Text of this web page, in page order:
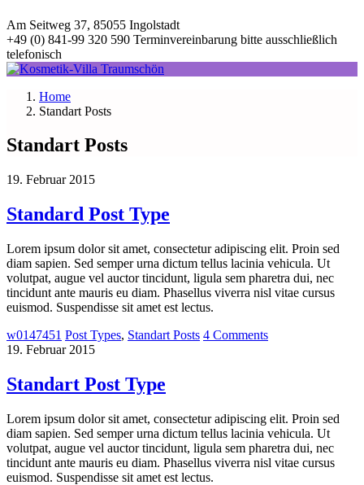
Am Seitweg 37, 85055 Ingolstadt
+49 (0) 841-99 320 590 Terminvereinbarung bitte ausschließlich
telefonisch
Home
Standart Posts
Standart Posts
19. Februar 2015
Standard Post Type
Lorem ipsum dolor sit amet, consectetur adipiscing elit. Proin sed
diam sapien. Sed semper urna dictum tellus lacinia vehicula. Ut
volutpat, augue vel auctor tincidunt, ligula sem pharetra dui, nec
tincidunt ante mauris eu diam. Phasellus viverra nisl vitae cursus
euismod. Suspendisse sit amet est lectus.
w0147451 Post Types, Standart Posts 4 Comments
19. Februar 2015
Standart Post Type
Lorem ipsum dolor sit amet, consectetur adipiscing elit. Proin sed
diam sapien. Sed semper urna dictum tellus lacinia vehicula. Ut
volutpat, augue vel auctor tincidunt, ligula sem pharetra dui, nec
tincidunt ante mauris eu diam. Phasellus viverra nisl vitae cursus
euismod. Suspendisse sit amet est lectus.